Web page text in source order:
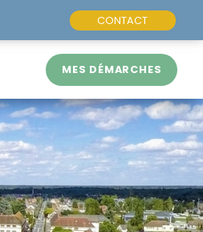
CONTACT
MES DÉMARCHES